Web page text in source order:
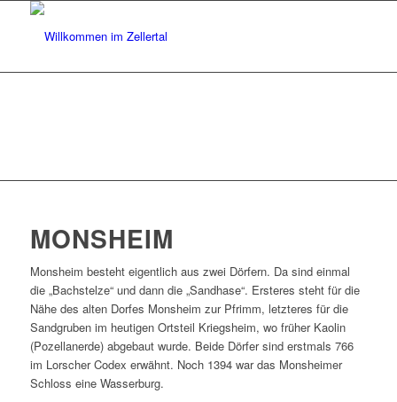
MONSHEIM
Monsheim besteht eigentlich aus zwei Dörfern. Da sind einmal
die „Bachstelze“ und dann die „Sandhase“. Ersteres steht für die
Nähe des alten Dorfes Monsheim zur Pfrimm, letzteres für die
Sandgruben im heutigen Ortsteil Kriegsheim, wo früher Kaolin
(Pozellanerde) abgebaut wurde. Beide Dörfer sind erstmals 766
im Lorscher Codex erwähnt. Noch 1394 war das Monsheimer
Schloss eine Wasserburg.